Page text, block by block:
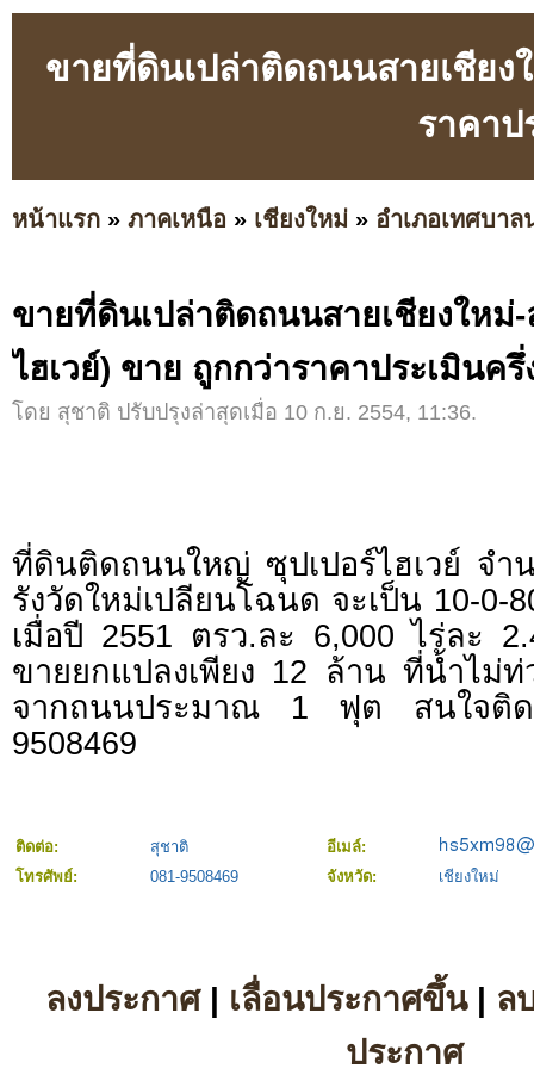
ขายที่ดินเปล่าติดถนนสายเชียง
ราคาป
หน้าแรก » ภาคเหนือ » เชียงใหม่ » อำเภอเทศบาล
ขายที่ดินเปล่าติดถนนสายเชียงใหม่
ไฮเวย์) ขาย ถูกกว่าราคาประเมินค
โดย สุชาติ ปรับปรุงล่าสุดเมื่อ 10 ก.ย. 2554, 11:36.
ที่ดินติดถนนใหญ่ ซุปเปอร์ไฮเวย์ จำ
รังวัดใหม่เปลียนโฉนด จะเป็น 10-0-
เมื่อปี 2551 ตรว.ละ 6,000 ไร่ละ
ขายยกแปลงเพียง 12 ล้าน ที่น้ำไม่
จากถนนประมาณ 1 ฟุต สนใจติด
9508469
ติดต่อ: สุชาติ
อีเมล์:
โทรศัพย์:
081-9508469 จังหวัด: เชียงใหม่
ลงประกาศ| เลื่อนประกาศขึ้น| ล
ประกาศ